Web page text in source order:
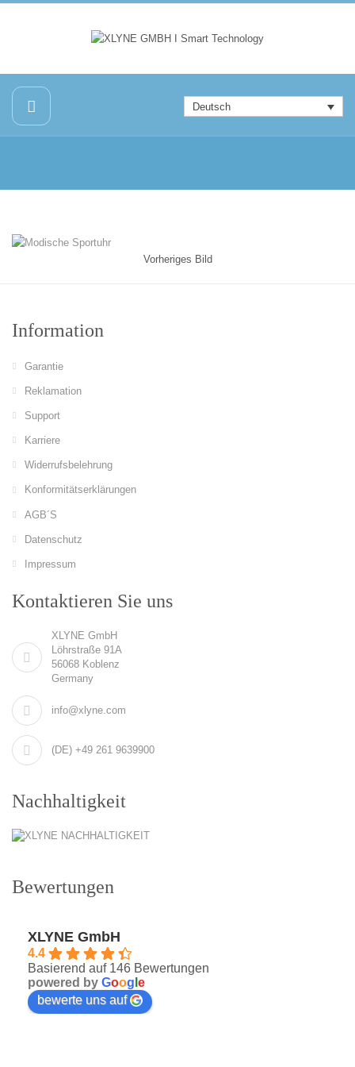
Deutsch
Vorheriges Bild
Information
Garantie
Reklamation
Support
Karriere
Widerrufsbelehrung
Konformitätserklärungen
AGB´S
Datenschutz
Impressum
Kontaktieren Sie uns
XLYNE GmbH
Löhrstraße 91A
56068 Koblenz
Germany
info@xlyne.com
(DE) +49 261 9639900
Nachhaltigkeit
Bewertungen
XLYNE GmbH
4.4
Basierend auf 146 Bewertungen
powered by Goog e
bewerte uns auf